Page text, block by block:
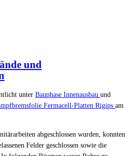
und
unter Bauphase Innenausbau und
Fermacell-Platten Rigips am
abgeschlossen wurden, konnten
Felder geschlossen sowie die